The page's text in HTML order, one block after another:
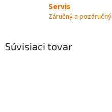
Servis
Záručný a pozáručný
Súvisiaci tovar